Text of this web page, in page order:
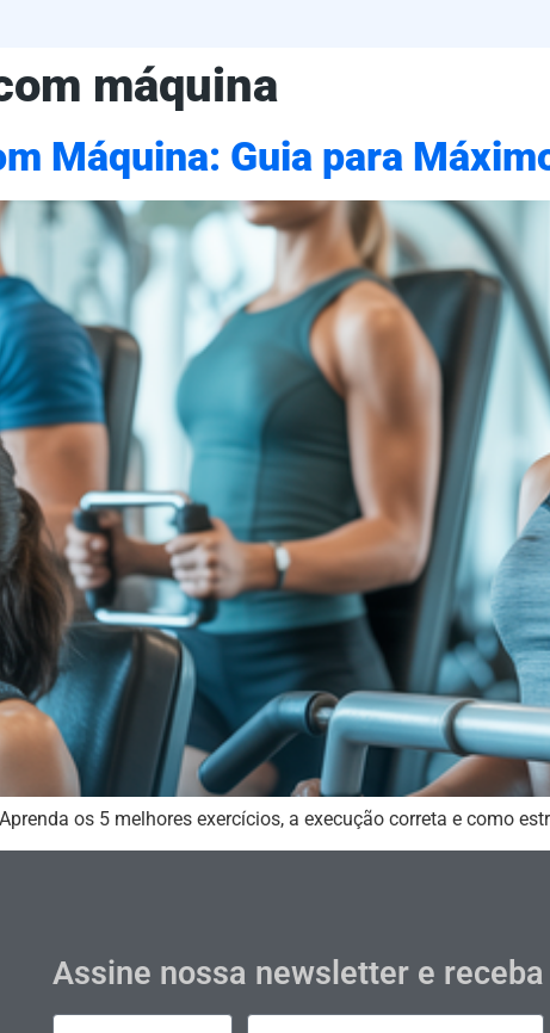
máquina
Máquina: Guia para
os 5 melhores exercícios, a execução correta e como
Assine nossa newsletter e